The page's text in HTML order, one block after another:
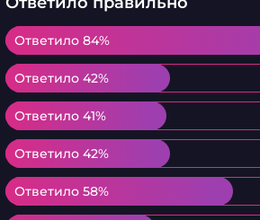
Ответило 84%
Ответило 84%
Ответило 42%
Ответило 42%
Ответило 41%
Ответило 41%
Ответило 42%
Ответило 42%
Ответило 58%
Ответило 58%